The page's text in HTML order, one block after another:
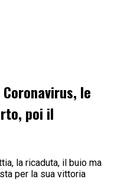
le
poi il
la ricaduta, il buio ma
per la sua vittoria